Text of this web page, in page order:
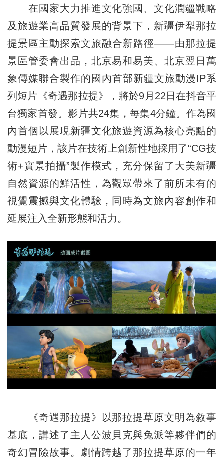
在國家大力推進文化強國、文化潤疆戰略
及旅遊業高品質發展的背景下，新疆伊犁那拉
提景區主動探索文旅融合新路徑——由那拉提
景區管委會出品，北京易和易美、北京翌日萬
象傳媒聯合製作的國內首部新疆文旅動漫IP系
列短片《奇遇那拉提》，將於9月22日在抖音平
台獨家首發。影片共24集，每集4分鐘。作為國
內首個以展現新疆文化旅遊資源為核心亮點的
動漫短片，該片在技術上創新性地採用了“CG技
術+實景拍攝”製作模式，充分保留了大美新疆
自然資源的鮮活性，為觀眾帶來了前所未有的
視覺震撼與文化體驗，同時為文旅內容創作和
延展注入全新形態和活力。
《奇遇那拉提》以那拉提草原文明為敘事
基底，講述了主人公波貝克與兔派等夥伴們的
奇幻冒險故事。劇情跨越了那拉提草原的一年